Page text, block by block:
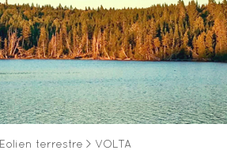
Eolien terrestre > VOLTA